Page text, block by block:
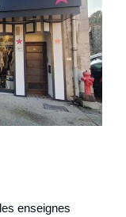
enseignes